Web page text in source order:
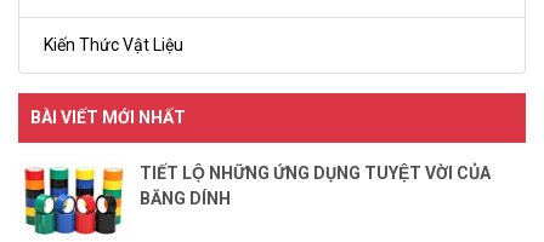
Kiến Thức Vật Liệu
BÀI VIẾT MỚI NHẤT
TIẾT LỘ NHỮNG ỨNG DỤNG TUYỆT VỜI CỦA
BĂNG DÍNH